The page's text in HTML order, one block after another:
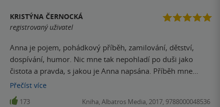
KRISTÝNA ČERNOCKÁ
registrovaný uživatel
Anna je pojem, pohádkový příběh, zamilování, dětství,
dospívání, humor. Nic mne tak nepohladí po duši jako
čistota a pravda, s jakou je Anna napsána. Příběh mne
pokaždé okouzlí jinak a stále se k němu vracím.
Přečíst více
173 Kniha, Albatros Media, 2017, 9788000048536